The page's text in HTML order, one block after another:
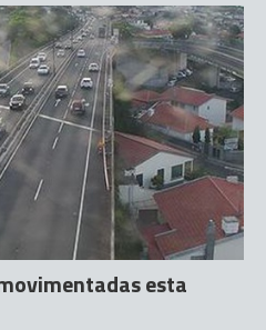
esta